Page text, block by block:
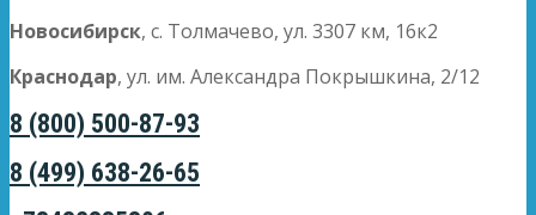
Новосибирск, с. Толмачево, ул. 3307 км, 16к2
Краснодар, ул. им. Александра Покрышкина, 2/12
8 (800) 500-87-93
8 (499) 638-26-65